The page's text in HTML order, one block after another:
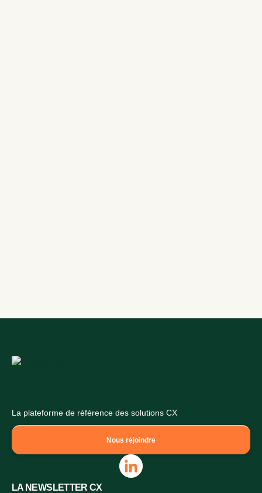
La plateforme de référence des solutions CX
Nous rejoindre
LA NEWSLETTER CX